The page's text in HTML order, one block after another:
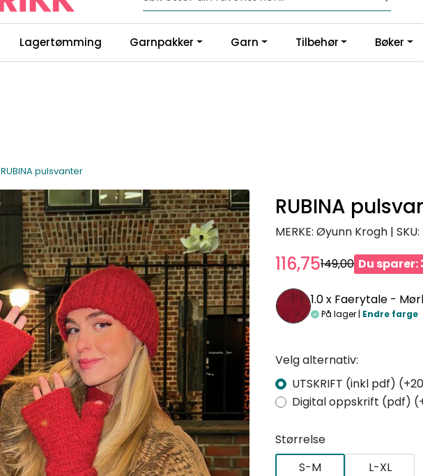
Fri frakt fra kr 1200,-
Lagertømming Garnpakker Garn Tilbehør Bøker
RUBINA pulsvanter
RUBINA
MERKE: Øyunn Krogh | SKU:
116,75149,00 Du sparer:
1.0 x Faerytale -
På lager | Endre farge
Velg alternativ:
UTSKRIFT (inkl pdf)
Digital oppskrift (pdf)
Størrelse
S-M
L-XL